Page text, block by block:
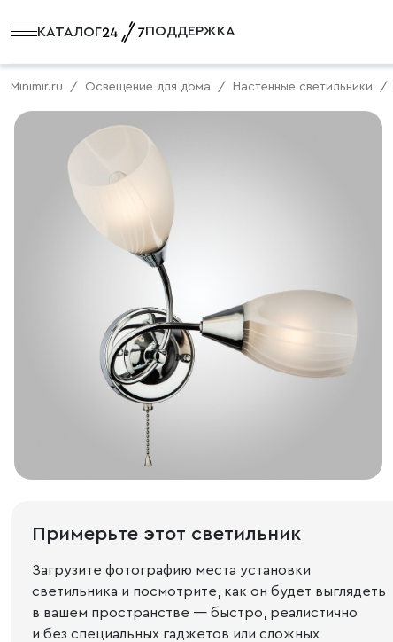
КАТАЛОГ ПОДДЕРЖКА
Minimir.ru Освещение для дома Настенные светильники
Примерьте этот светильник
Загрузите фотографию места установки
светильника и посмотрите, как он будет выглядеть
в вашем пространстве — быстро, реалистично
и без специальных гаджетов или сложных